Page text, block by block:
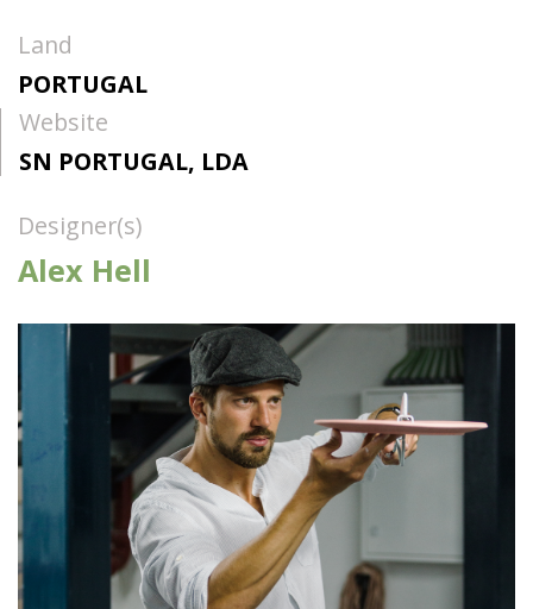
Land
PORTUGAL
Website
SN PORTUGAL, LDA
Designer(s)
Alex Hell